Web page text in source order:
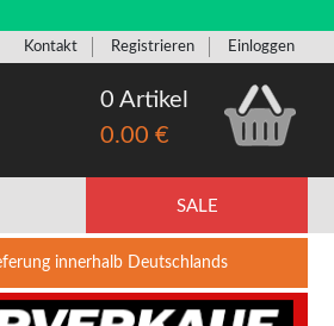
Kontakt Registrieren Einloggen
0 Artikel
0.00 €
SALE
innerhalb Deutschlands